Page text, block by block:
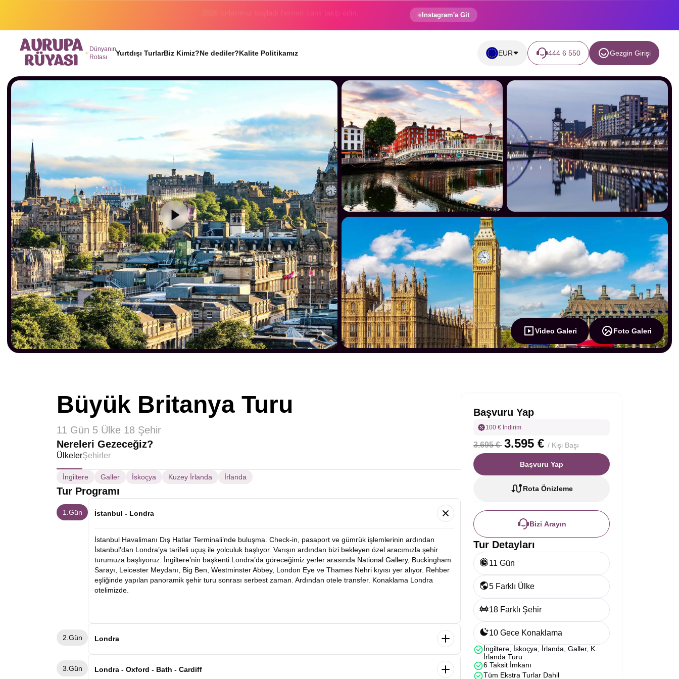
Binlerce gezginin hayali gerçek oluyor. Instagram'a Git
Dünyanın
Rotası
Yurtdışı TurlarBiz Kimiz?Ne dediler?Kalite Politikamız EUR 444 6 550 Gezgin Girişi
Video Galeri Foto Galeri
Büyük Britanya Turu
11 Gün 5 Ülke 18 Şehir
Nereleri Gezeceğiz?
ÜlkelerŞehirler
İngiltere Galler İskoçya Kuzey İrlanda İrlanda
Tur Programı
1.Gün İstanbul - Londra
İstanbul Havalimanı Dış Hatlar Terminali’nde buluşma. Check-in, pasaport ve gümrük işlemlerinin ardından
İstanbul’dan Londra’ya tarifeli uçuş ile yolculuk başlıyor. Varışın ardından bizi bekleyen özel aracımızla şehir
turumuza başlıyoruz. İngiltere’nin başkenti Londra’da göreceğimiz yerler arasında National Gallery, Buckingham
Sarayı, Leicester Meydanı, Big Ben, Westminster Abbey, London Eye ve Thames Nehri kıyısı yer alıyor. Rehber
eşliğinde yapılan panoramik şehir turu sonrası serbest zaman. Ardından otele transfer. Konaklama Londra
otelimizde.
2.Gün Londra
önemli müzelerinden biri olan British Museum. Ardından rehberimiz eşliğinde Tower Bridge gibi kültürel noktaları
3.Gün Londra - Oxford - Bath - Cardiff
Başvuru Yap
100 € İndirim
3.695 € 3.595 € / Kişi Başı
Başvuru Yap
Rota Önizleme
Bizi Arayın
Tur Detayları
11 Gün
5 Farklı Ülke
18 Farklı Şehir
10 Gece Konaklama
İngiltere, İskoçya, İrlanda, Galler, K.
İrlanda Turu
6 Taksit İmkanı
Tüm Ekstra Turlar Dahil